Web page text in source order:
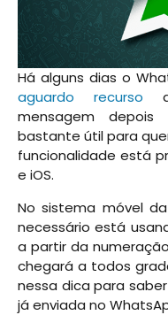
Há alguns dias o
aguardo recurso
mensagem
bastante útil para
funcionalidade está
e iOS.
No sistema móvel
necessário está
a partir da
chegará a todos
nessa dica para
já enviada no